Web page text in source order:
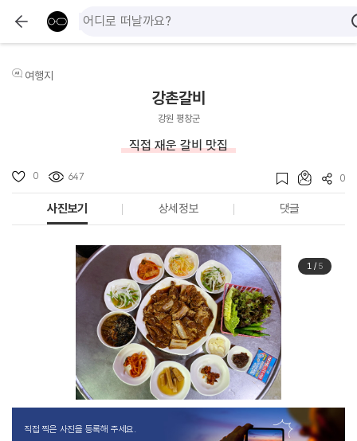
여행지
강촌갈비
강원 평창군
직접 재운 갈비 맛집
0 647 0
사진보기 상세정보 댓글
1/ 5
직접 찍은 사진을 등록해 주세요.